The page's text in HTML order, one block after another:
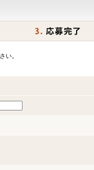
い。